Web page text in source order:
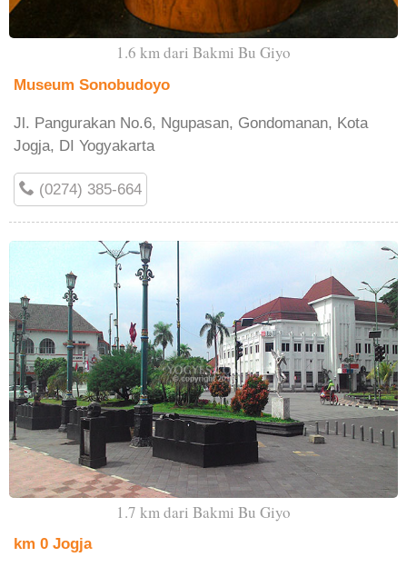
1.6 km dari Bakmi Bu Giyo
Museum Sonobudoyo
Jl. Pangurakan No.6, Ngupasan, Gondomanan, Kota
Jogja, DI Yogyakarta
(0274) 385-664
1.7 km dari Bakmi Bu Giyo
km 0 Jogja